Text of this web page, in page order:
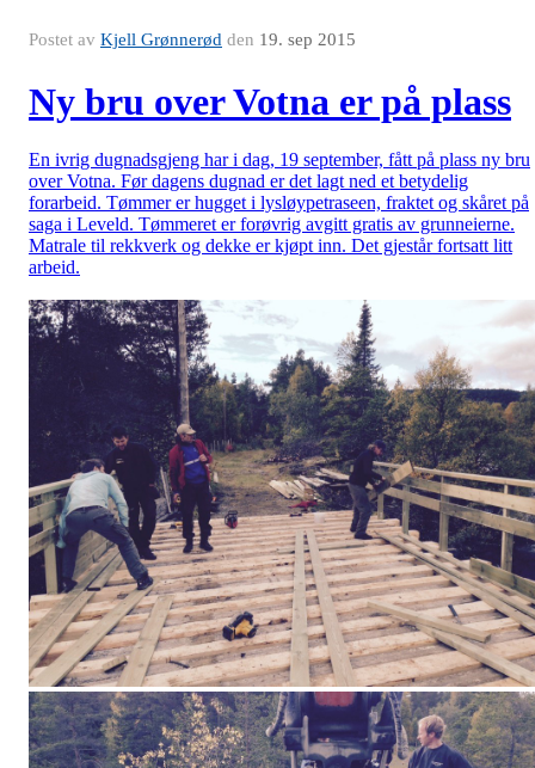
Postet av Kjell Grønnerød den 19. sep 2015
Ny bru over Votna er på plass
En ivrig dugnadsgjeng har i dag, 19 september, fått på plass ny bru
over Votna. Før dagens dugnad er det lagt ned et betydelig
forarbeid. Tømmer er hugget i lysløypetraseen, fraktet og skåret på
saga i Leveld. Tømmeret er forøvrig avgitt gratis av grunneierne.
Matrale til rekkverk og dekke er kjøpt inn. Det gjestår fortsatt litt
arbeid.